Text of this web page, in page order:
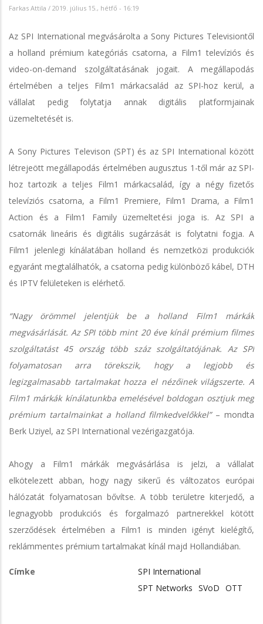
Farkas Attila / 2019. július 15., hétfő - 16:19
Az SPI International megvásárolta a Sony Pictures Televisiontől
a holland prémium kategóriás csatorna, a Film1 televíziós és
video-on-demand szolgáltatásának jogait. A megállapodás
értelmében a teljes Film1 márkacsalád az SPI-hoz kerül, a
vállalat pedig folytatja annak digitális platformjainak
üzemeltetését is.
A Sony Pictures Televison (SPT) és az SPI International között
létrejeött megállapodás értelmében augusztus 1-től már az SPI-
hoz tartozik a teljes Film1 márkacsalád, így a négy fizetős
televíziós csatorna, a Film1 Premiere, Film1 Drama, a Film1
Action és a Film1 Family üzemeltetési joga is. Az SPI a
csatornák lineáris és digitális sugárzását is folytatni fogja. A
Film1 jelenlegi kínálatában holland és nemzetközi produkciók
egyaránt megtalálhatók, a csatorna pedig különböző kábel, DTH
és IPTV felületeken is elérhető.
“Nagy örömmel jelentjük be a holland Film1 márkák
megvásárlását. Az SPI több mint 20 éve kínál prémium filmes
szolgáltatást 45 ország több száz szolgáltatójának. Az SPI
folyamatosan arra törekszik, hogy a legjobb és
legizgalmasabb tartalmakat hozza el nézőinek világszerte. A
Film1 márkák kínálatunkba emelésével boldogan osztjuk meg
prémium tartalmainkat a holland filmkedvelőkkel”– mondta
Berk Uziyel, az SPI International vezérigazgatója.
Ahogy a Film1 márkák megvásárlása is jelzi, a vállalat
elkötelezett abban, hogy nagy sikerű és változatos európai
hálózatát folyamatosan bővítse. A több területre kiterjedő, a
legnagyobb produkciós és forgalmazó partnerekkel kötött
szerződések értelmében a Film1 is minden igényt kielégítő,
reklámmentes prémium tartalmakat kínál majd Hollandiában.
Címke
SPI International
SPT Networks SVoD OTT